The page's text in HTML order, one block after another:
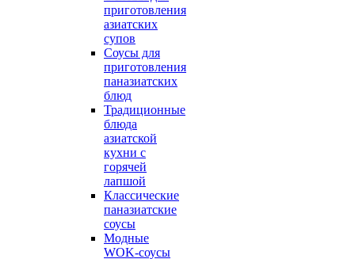
приготовления
азиатских
супов
Соусы для
приготовления
паназиатских
блюд
Традиционные
блюда
азиатской
кухни с
горячей
лапшой
Классические
паназиатские
соусы
Модные
WOK-соусы